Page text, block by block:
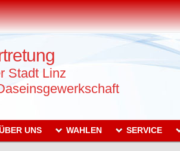
Stadt Linz
UNS WAHLEN SERVICE